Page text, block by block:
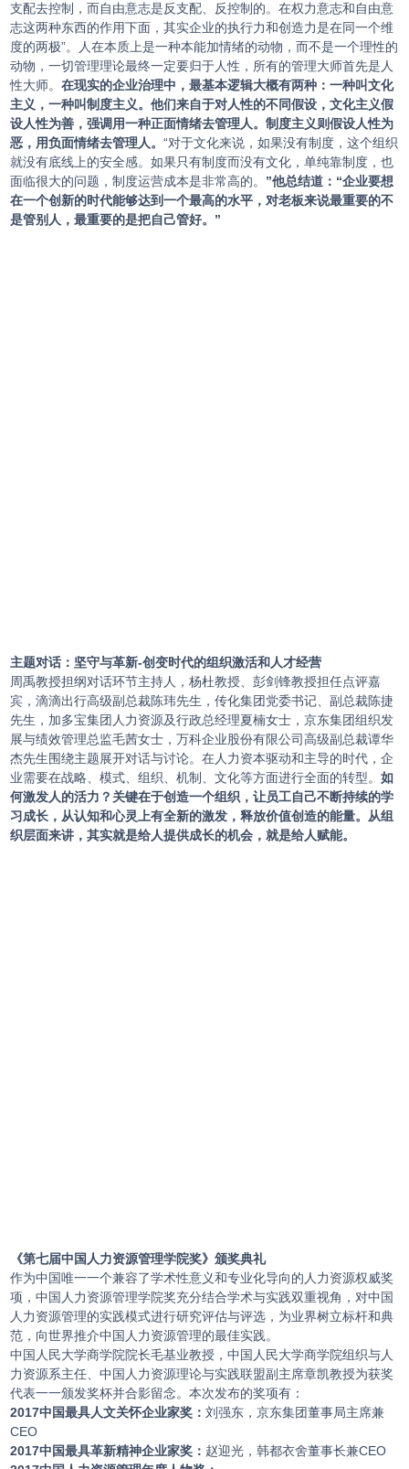
支配去控制，而自由意志是反支配、反控制的。在权力意志和自由意
志这两种东西的作用下面，其实企业的执行力和创造力是在同一个维
度的两极”。人在本质上是一种本能加情绪的动物，而不是一个理性的
动物，一切管理理论最终一定要归于人性，所有的管理大师首先是人
性大师。在现实的企业治理中，最基本逻辑大概有两种：一种叫文化
主义，一种叫制度主义。他们来自于对人性的不同假设，文化主义假
设人性为善，强调用一种正面情绪去管理人。制度主义则假设人性为
恶，用负面情绪去管理人。“对于文化来说，如果没有制度，这个组织
就没有底线上的安全感。如果只有制度而没有文化，单纯靠制度，也
面临很大的问题，制度运营成本是非常高的。 ”他总结道：“企业要想
在一个创新的时代能够达到一个最高的水平，对老板来说最重要的不
是管别人，最重要的是把自己管好。”
主题对话：坚守与革新-创变时代的组织激活和人才经营
周禹教授担纲对话环节主持人，杨杜教授、彭剑锋教授担任点评嘉
宾，滴滴出行高级副总裁陈玮先生，传化集团党委书记、副总裁陈捷
先生，加多宝集团人力资源及行政总经理夏楠女士，京东集团组织发
展与绩效管理总监毛茜女士，万科企业股份有限公司高级副总裁谭华
杰先生围绕主题展开对话与讨论。在人力资本驱动和主导的时代，企
业需要在战略、模式、组织、机制、文化等方面进行全面的转型。如
何激发人的活力？关键在于创造一个组织，让员工自己不断持续的学
习成长，从认知和心灵上有全新的激发，释放价值创造的能量。从组
织层面来讲，其实就是给人提供成长的机会，就是给人赋能。
《第七届中国人力资源管理学院奖》颁奖典礼
作为中国唯一一个兼容了学术性意义和专业化导向的人力资源权威奖
项，中国人力资源管理学院奖充分结合学术与实践双重视角，对中国
人力资源管理的实践模式进行研究评估与评选，为业界树立标杆和典
范，向世界推介中国人力资源管理的最佳实践。
中国人民大学商学院院长毛基业教授，中国人民大学商学院组织与人
力资源系主任、中国人力资源理论与实践联盟副主席章凯教授为获奖
代表一一颁发奖杯并合影留念。本次发布的奖项有：
2017中国最具人文关怀企业家奖：刘强东，京东集团董事局主席兼
CEO
2017中国最具革新精神企业家奖： 赵迎光，韩都衣舍董事长兼CEO